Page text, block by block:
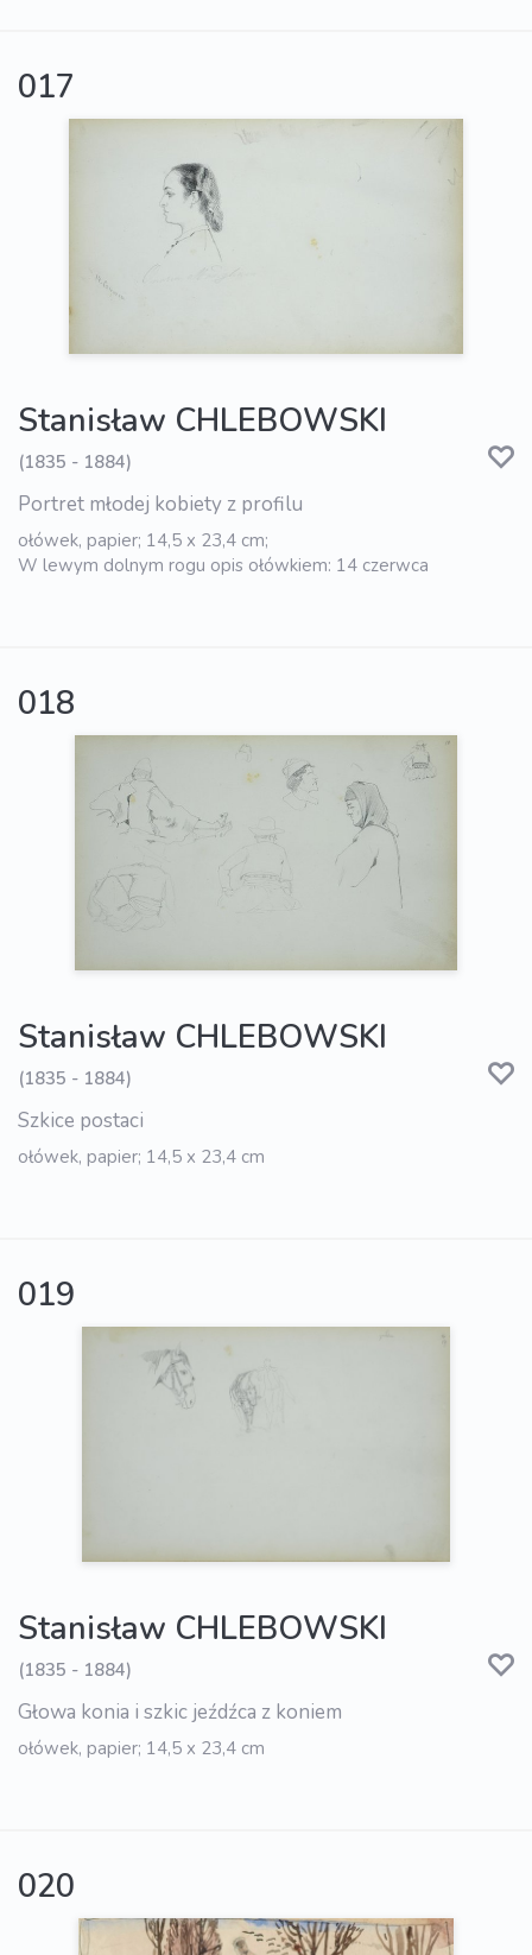
017
Stanisław CHLEBOWSKI
(1835 - 1884)
Portret młodej kobiety z profilu
ołówek, papier; 14,5 x 23,4 cm;
W lewym dolnym rogu opis ołówkiem: 14 czerwca
018
Stanisław CHLEBOWSKI
(1835 - 1884)
Szkice postaci
ołówek, papier; 14,5 x 23,4 cm
019
Stanisław CHLEBOWSKI
(1835 - 1884)
Głowa konia i szkic jeźdźca z koniem
ołówek, papier; 14,5 x 23,4 cm
020